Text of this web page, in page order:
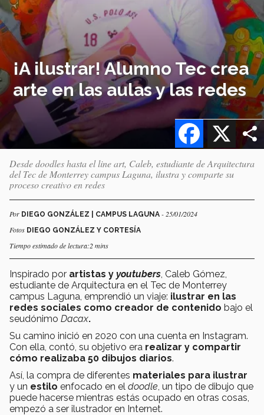
¡A ilustrar! Alumno Tec crea
arte en las aulas y las redes
X
Facebook
Desde doodles hasta el line art, Caleb, estudiante de Arquitectura
del Tec de Monterrey campus Laguna, ilustra y comparte su
proceso creativo en redes
Por DIEGO GONZÁLEZ | CAMPUS LAGUNA - 25/01/2024
Fotos DIEGO GONZÁLEZ Y CORTESÍA
Tiempo estimado de lectura:2 mins
Inspirado por artistas y youtubers , Caleb Gómez,
estudiante de Arquitectura en el Tec de Monterrey
campus Laguna, emprendió un viaje: ilustrar en las
redes sociales como creador de contenido bajo el
seudónimo Dacax.
Su camino inició en 2020 con una cuenta en Instagram.
Con ella, contó, su objetivo era realizar y compartir
cómo realizaba 50 dibujos diarios.
Así, la compra de diferentes materiales para ilustrar
y un estilo enfocado en el doodle , un tipo de dibujo que
puede hacerse mientras estás ocupado en otras cosas,
empezó a ser ilustrador en Internet.